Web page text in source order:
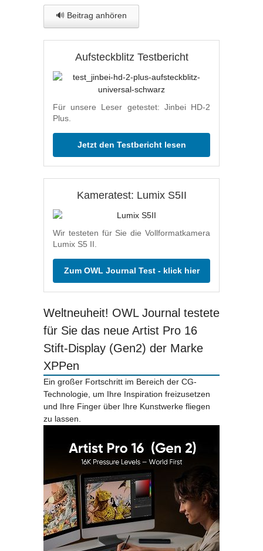
🔊 Beitrag anhören
Aufsteckblitz Testbericht
Für unsere Leser getestet: Jinbei HD-2
Plus.
Jetzt den Testbericht lesen
Kameratest: Lumix S5II
Wir testeten für Sie die Vollformatkamera
Lumix S5 II.
Zum OWL Journal Test - klick hier
Weltneuheit! OWL Journal testete
für Sie das neue Artist Pro 16
Stift-Display (Gen2) der Marke
XPPen
Ein großer Fortschritt im Bereich der CG-
Technologie, um Ihre Inspiration freizusetzen
und Ihre Finger über Ihre Kunstwerke fliegen
zu lassen.